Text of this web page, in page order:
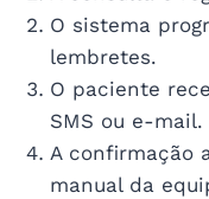
O sistema
lembretes.
O paciente
SMS ou e-mail.
A confirmação
manual da